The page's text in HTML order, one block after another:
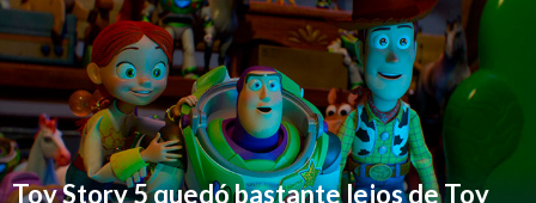
Toy Story 5 quedó bastante lejos de Toy